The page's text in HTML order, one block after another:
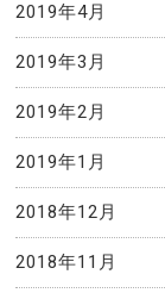
2019年4月
2019年3月
2019年2月
2019年1月
2018年12月
2018年11月